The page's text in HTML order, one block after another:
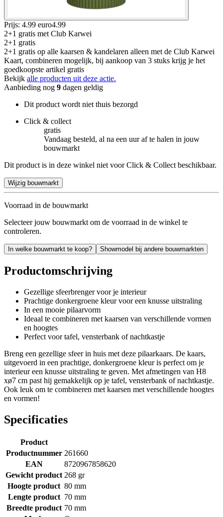
Prijs: 4.99 euro4.99
2+1 gratis met Club Karwei
2+1 gratis
2+1 gratis op alle kaarsen & kandelaren alleen met de Club Karwei
Kaart, combineren mogelijk, bij aankoop van 3 stuks krijg je het
goedkoopste artikel gratis
Bekijk alle producten uit deze actie.
Aanbieding nog 9 dagen geldig
Dit product wordt niet thuis bezorgd
Click & collect
gratis
Vandaag besteld, al na een uur af te halen in jouw
bouwmarkt
Dit product is in deze winkel niet voor Click & Collect beschikbaar.
Wijzig bouwmarkt
Voorraad in de bouwmarkt
Selecteer jouw bouwmarkt om de voorraad in de winkel te
controleren.
In welke bouwmarkt te koop? Showmodel bij andere bouwmarkten
Productomschrijving
Gezellige sfeerbrenger voor je interieur
Prachtige donkergroene kleur voor een knusse uitstraling
In een mooie pilaarvorm
Ideaal te combineren met kaarsen van verschillende vormen
en hoogtes
Perfect voor tafel, vensterbank of nachtkastje
Breng een gezellige sfeer in huis met deze pilaarkaars. De kaars,
uitgevoerd in een prachtige, donkergroene kleur is perfect om je
interieur een knusse uitstraling te geven. Met afmetingen van H8
xø7 cm past hij gemakkelijk op je tafel, vensterbank of nachtkastje.
Ook leuk om te combineren met kaarsen met verschillende hoogtes
en vormen!
Specificaties
Product
Productnummer 261660
EAN
8720967858620
Gewicht product 268 gr
Hoogte product 80 mm
Lengte product 70 mm
Breedte product 70 mm